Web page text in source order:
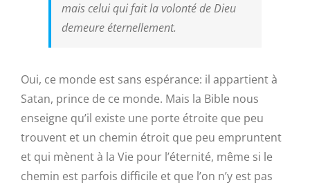
mais celui qui fait la volonté de Dieu
demeure éternellement.
Oui, ce monde est sans espérance: il appartient à
Satan, prince de ce monde. Mais la Bible nous
enseigne qu’il existe une porte étroite que peu
trouvent et un chemin étroit que peu empruntent
et qui mènent à la Vie pour l’éternité, même si le
chemin est parfois difficile et que l’on n’y est pas